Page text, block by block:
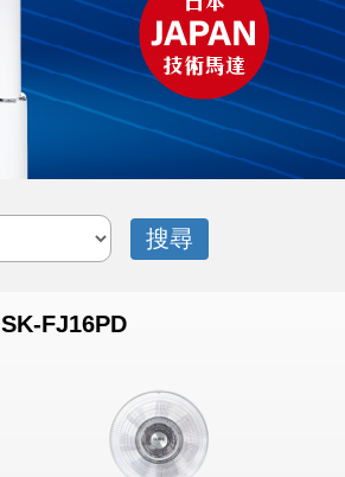
SK-FJ16PD